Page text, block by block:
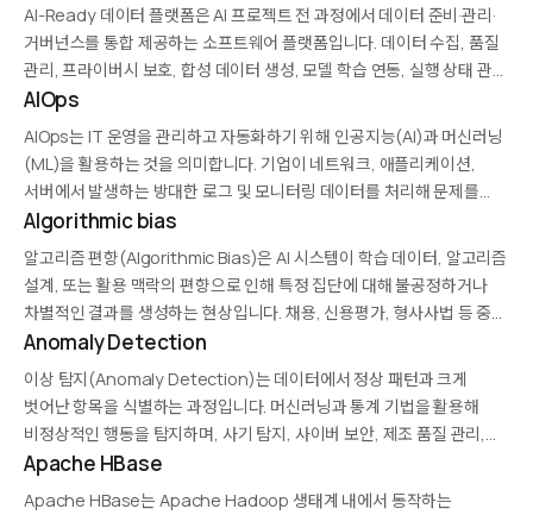
워크로드 특유의 요구사항(버전 고정,…
AI-Ready 데이터 플랫폼은 AI 프로젝트 전 과정에서 데이터 준비·관리·
거버넌스를 통합 제공하는 소프트웨어 플랫폼입니다. 데이터 수집, 품질
관리, 프라이버시 보호, 합성 데이터 생성, 모델 학습 연동, 실행 상태 관리
등을 단일 환경에서 지원합니다. 기업은 이를 통해 흩어진 도구를
통합하고, AI 프로젝트…
AIOps
AIOps는 IT 운영을 관리하고 자동화하기 위해 인공지능(AI)과 머신러닝
(ML)을 활용하는 것을 의미합니다. 기업이 네트워크, 애플리케이션,
서버에서 발생하는 방대한 로그 및 모니터링 데이터를 처리해 문제를
예측하고 자율적으로 해결할 수 있도록 합니다. AIOps 플랫폼은 이벤트
상관관계 분석, 이상 탐지, 자동 복구, 최적화 등의…
Algorithmic bias
알고리즘 편향(Algorithmic Bias)은 AI 시스템이 학습 데이터, 알고리즘
설계, 또는 활용 맥락의 편향으로 인해 특정 집단에 대해 불공정하거나
차별적인 결과를 생성하는 현상입니다. 채용, 신용평가, 형사사법 등 중요
의사결정에 AI가 적용되면서 사회적 파급력이 커지고 있습니다. 편향
완화 기법으로는 데이터 재샘플링, 공정성…
Anomaly Detection
이상 탐지(Anomaly Detection)는 데이터에서 정상 패턴과 크게
벗어난 항목을 식별하는 과정입니다. 머신러닝과 통계 기법을 활용해
비정상적인 행동을 탐지하며, 사기 탐지, 사이버 보안, 제조 품질 관리,
헬스케어 분석 등에 필수적입니다. 두 가지 주요 접근 방식은 지도학습
(레이블 데이터 사용)과 비지도학습(레이블 없이 이상…
Apache HBase
Apache HBase는 Apache Hadoop 생태계 내에서 동작하는